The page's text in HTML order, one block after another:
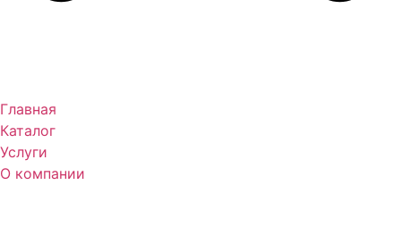
Главная
Каталог
Услуги
О компании